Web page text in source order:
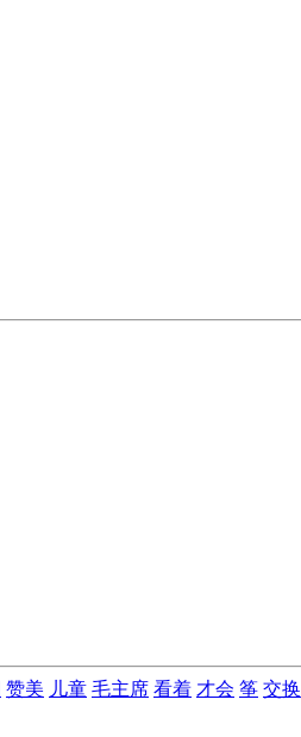
赞美 儿童 毛主席 看着 才会 筝 交换